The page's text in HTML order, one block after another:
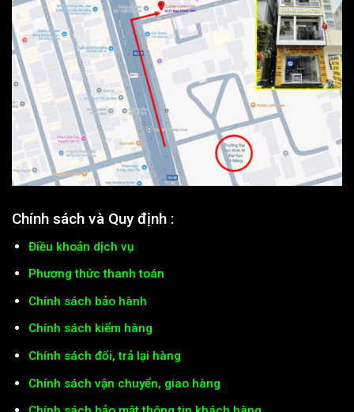
Chính sách và Quy định :
Điều khoản dịch vụ
Phương thức thanh toán
Chính sách bảo hành
Chính sách kiểm hàng
Chính sách đổi, trả lại hàng
Chính sách vận chuyển, giao hàng